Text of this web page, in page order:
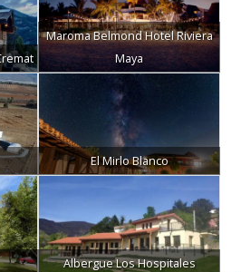
Maroma Belmond Hotel Riviera
Maya
El Mirlo Blanco
Albergue Los Hospitales